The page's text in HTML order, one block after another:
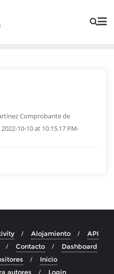
Comprobante de
10-10 at 10.15.17 PM-
Alojamiento
API
Contacto
Dashboard
Inicio
autores
Login